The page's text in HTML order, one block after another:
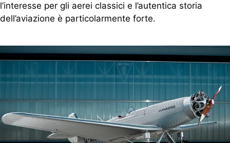
l’interesse per gli aerei classici e l’autentica storia
dell’aviazione è particolarmente forte.